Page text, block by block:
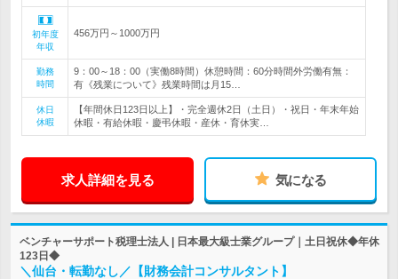
初年度
年収
456万円～1000万円
勤務
時間
9：00～18：00（実働8時間）休憩時間：60分時間外労働有無：
有《残業について》残業時間は月15…
休日
休暇
【年間休日123日以上】・完全週休2日（土日）・祝日・年末年始
休暇・有給休暇・慶弔休暇・産休・育休実…
求人詳細を見る 気になる
ベンチャーサポート税理士法人 | 日本最大級士業グループ｜土日祝休◆年休
123日◆
＼仙台・転勤なし／【財務会計コンサルタント】